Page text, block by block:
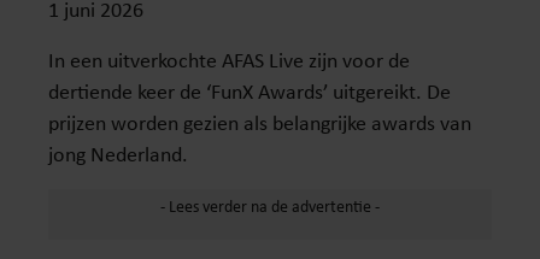
1 juni 2026
In een uitverkochte AFAS Live zijn voor de
dertiende keer de ‘FunX Awards’ uitgereikt. De
prijzen worden gezien als belangrijke awards van
jong Nederland.